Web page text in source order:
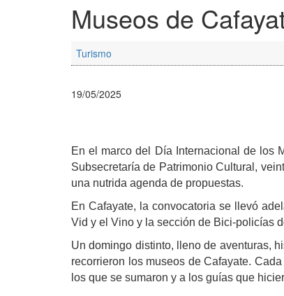
Museos de
Turismo
19/05/2025
En el marco del Día Internacional de los
Subsecretaría de Patrimonio Cultural,
una nutrida agenda de propuestas.
En Cafayate, la convocatoria se llevó
Vid y el Vino y la sección de Bici-policías
Un domingo distinto, lleno de aventuras,
recorrieron los museos de Cafayate.
los que se sumaron y a los guías que